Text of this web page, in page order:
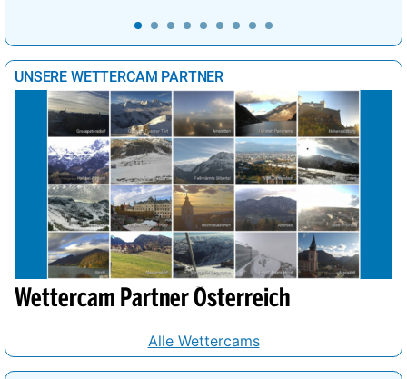
UNSERE WETTERCAM PARTNER
Wettercam Partner Österreich
Alle Wettercams